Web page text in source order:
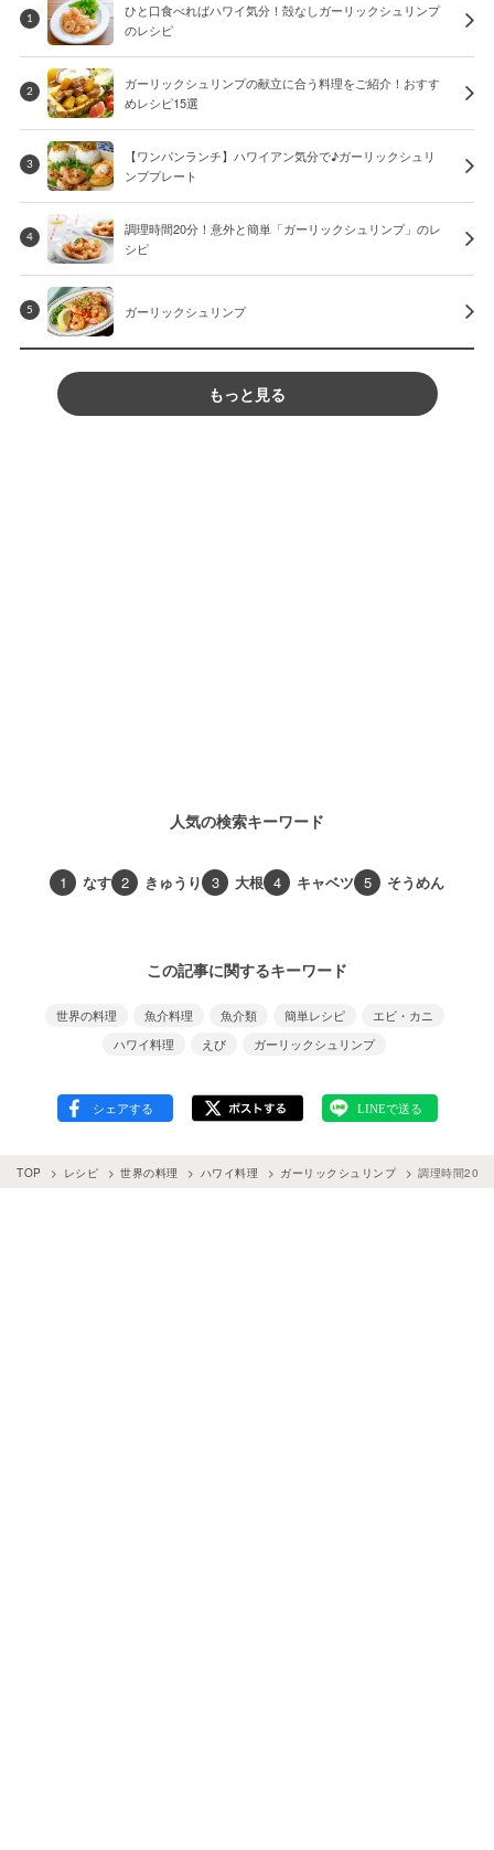
1
ひと口食べればハワイ気分！殻なしガーリックシュリンプ
のレシピ
2
ガーリックシュリンプの献立に合う料理をご紹介！おすす
めレシピ15選
3
【ワンパンランチ】ハワイアン気分で♪ガーリックシュリ
ンププレート
4
調理時間20分！意外と簡単「ガーリックシュリンプ」のレ
シピ
5 ガーリックシュリンプ
もっと見る
人気の検索キーワード
1 なす 2 きゅうり 3 大根 4 キャベツ 5 そうめん
この記事に関するキーワード
世界の料理 魚介料理 魚介類 簡単レシピ
エビ・カニ
ハワイ料理
えび ガーリックシュリンプ
TOP レシピ 世界の料理 ハワイ料理 ガーリックシュリンプ 調理時間20分